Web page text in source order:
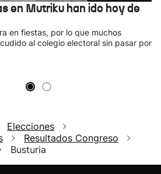
en Mutriku han ido hoy de
en fiestas, por lo que muchos
al colegio electoral sin pasar por
Elecciones
Resultados Congreso
Busturia